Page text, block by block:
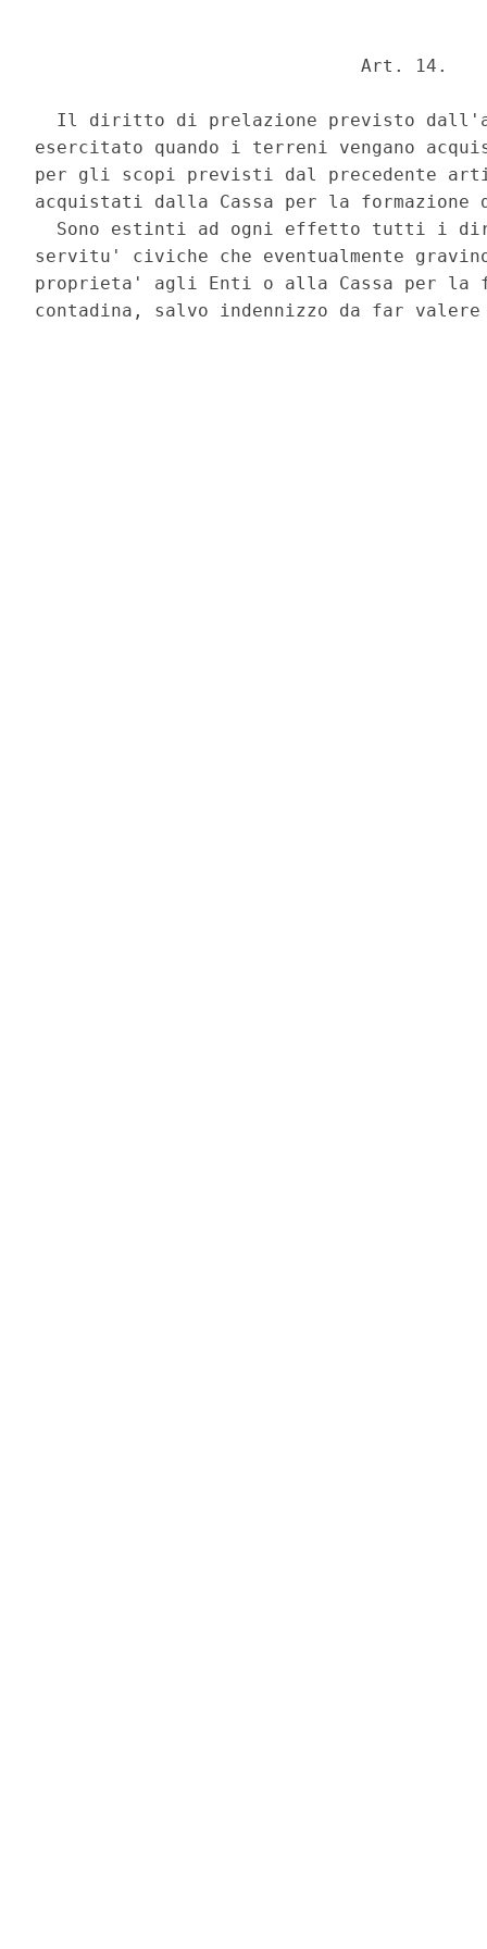
                              Art. 14.
Il diritto di prelazione previsto
esercitato quando i terreni vengano
per gli scopi previsti dal precedente
acquistati dalla Cassa per la
Sono estinti ad ogni effetto tutti i
servitu' civiche che eventualmente
proprieta' agli Enti o alla Cassa per la